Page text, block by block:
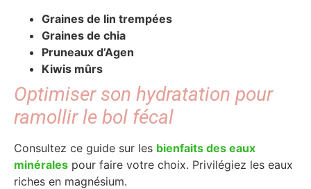
Graines de lin trempées
Graines de chia
Pruneaux d’Agen
Kiwis mûrs
Optimiser son hydratation pour
ramollir le bol fécal
Consultez ce guide sur les bienfaits des eaux
minérales pour faire votre choix. Privilégiez les eaux
riches en magnésium.